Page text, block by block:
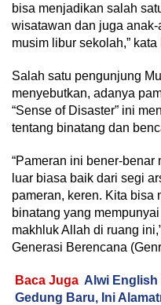
bisa menjadikan salah
wisatawan dan juga
musim libur sekolah,” kata
Salah satu pengunjung
menyebutkan, adanya
“Sense of Disaster” ini
tentang binatang dan
“Pameran ini bener-benar
luar biasa baik dari segi
pameran, keren. Kita bisa
binatang yang
makhluk Allah di ruang
Generasi Berencana
Baca Juga Alwi English
Gedung Baru, Ini